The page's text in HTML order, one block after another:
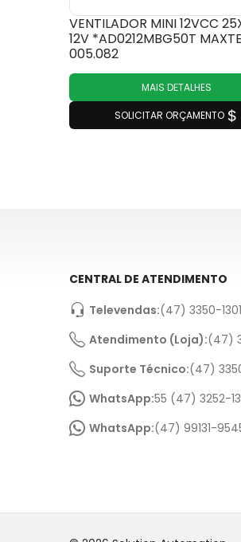
VENTILADOR MINI 12VCC
12V *AD0212MBG50T
005.082
MAIS DETALHES
SOLICITAR ORÇAMENTO
CENTRAL DE ATENDIMENTO
Televendas:(47) 3350-1301
Atendimento (Loja):(47)
Suporte Técnico:(47)
WhatsApp:55 (47) 3252-
WhatsApp:(47) 99131-